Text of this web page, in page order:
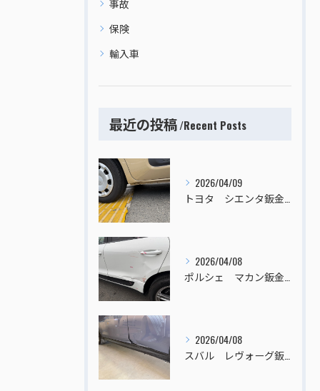
事故
保険
輸入車
最近の投稿 Recent Posts
2026/04/09
2026/04/08
2026/04/08